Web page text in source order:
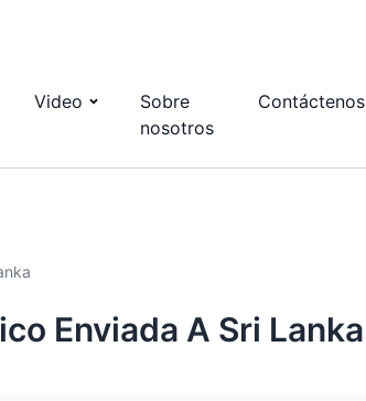
Video
Sobre
nosotros
Contáctenos
Enviada A Sri Lanka